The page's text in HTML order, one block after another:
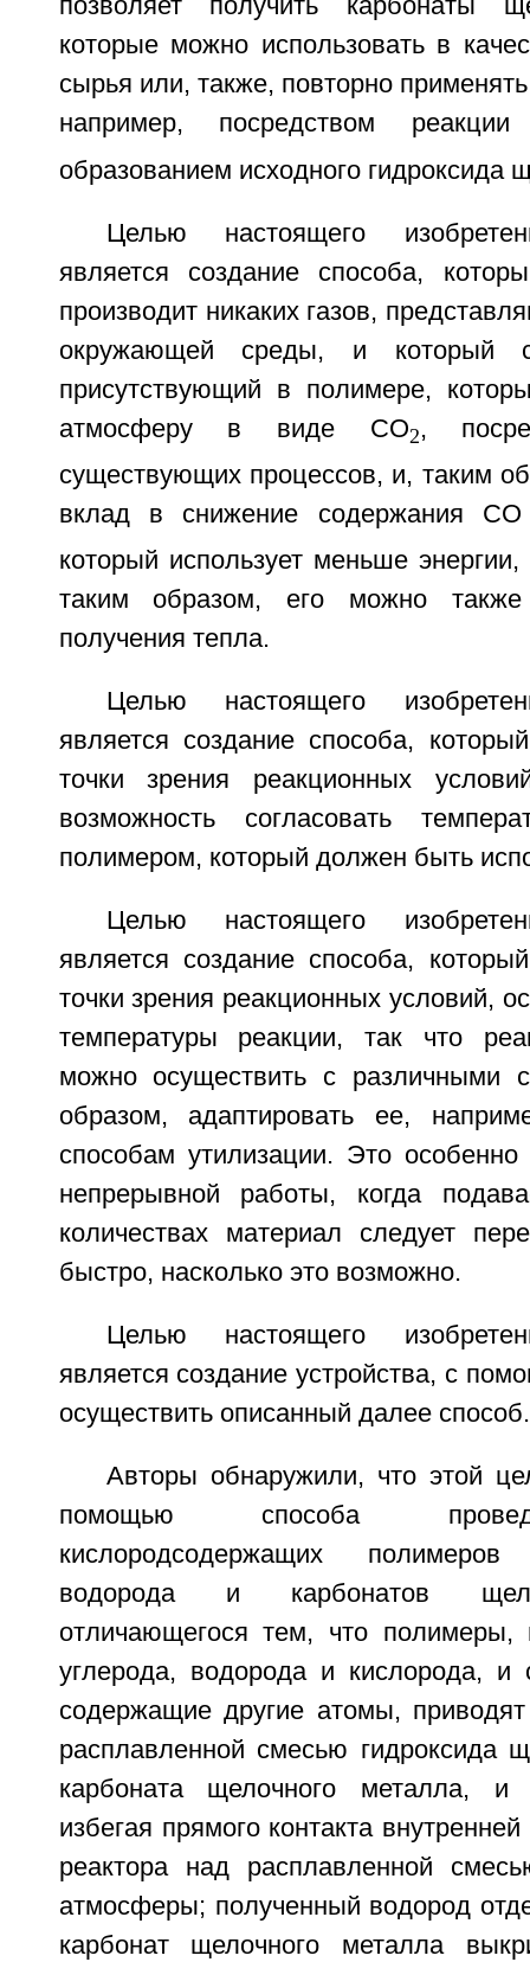
позволяет получить карбонаты
которые можно использовать в
сырья или, также, повторно
например, посредством
образованием исходного гидроксида
Целью настоящего
является создание способа,
производит никаких газов,
окружающей среды, и который
присутствующий в полимере,
атмосферу в виде СО2,
существующих процессов, и, таким
вклад в снижение содержания CO
который использует меньше
таким образом, его можно также
получения тепла.
Целью настоящего
является создание способа,
точки зрения реакционных
возможность согласовать
полимером, который должен быть
Целью настоящего
является создание способа,
точки зрения реакционных условий,
температуры реакции, так что
можно осуществить с различными
образом, адаптировать ее,
способам утилизации. Это
непрерывной работы, когда
количествах материал следует
быстро, насколько это возможно.
Целью настоящего
является создание устройства, с
осуществить описанный далее способ.
Авторы обнаружили, что этой
помощью способа
кислородсодержащих
водорода и карбонатов
отличающегося тем, что
углерода, водорода и кислорода,
содержащие другие атомы,
расплавленной смесью гидроксида
карбоната щелочного металла, и
избегая прямого контакта
реактора над расплавленной
атмосферы; полученный водород
карбонат щелочного металла